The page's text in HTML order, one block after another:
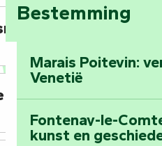
Bestemming
Marais Poitevin:
Venetië
Fontenay-le-
kunst en
op
van A tot Z